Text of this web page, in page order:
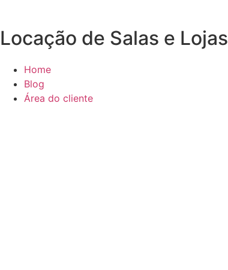
Locação de Salas e Lojas
Home
Blog
Área do cliente